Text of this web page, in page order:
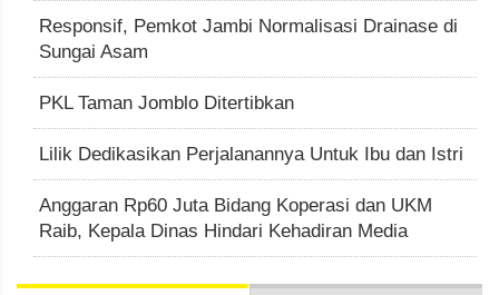
Responsif, Pemkot Jambi Normalisasi Drainase di
Sungai Asam
PKL Taman Jomblo Ditertibkan
Lilik Dedikasikan Perjalanannya Untuk Ibu dan Istri
Anggaran Rp60 Juta Bidang Koperasi dan UKM
Raib, Kepala Dinas Hindari Kehadiran Media